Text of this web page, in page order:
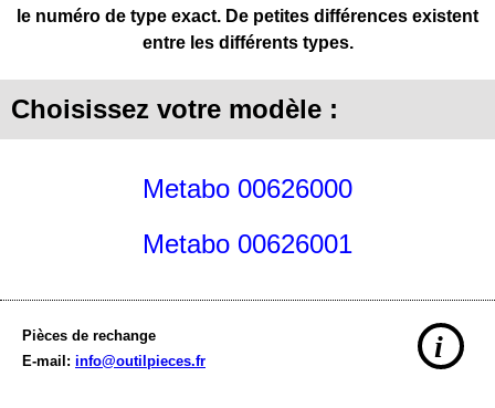
le numéro de type exact. De petites différences existent
entre les différents types.
Choisissez votre modèle :
Metabo 00626000
Metabo 00626001
Pièces de rechange
E-mail: info@outilpieces.fr i